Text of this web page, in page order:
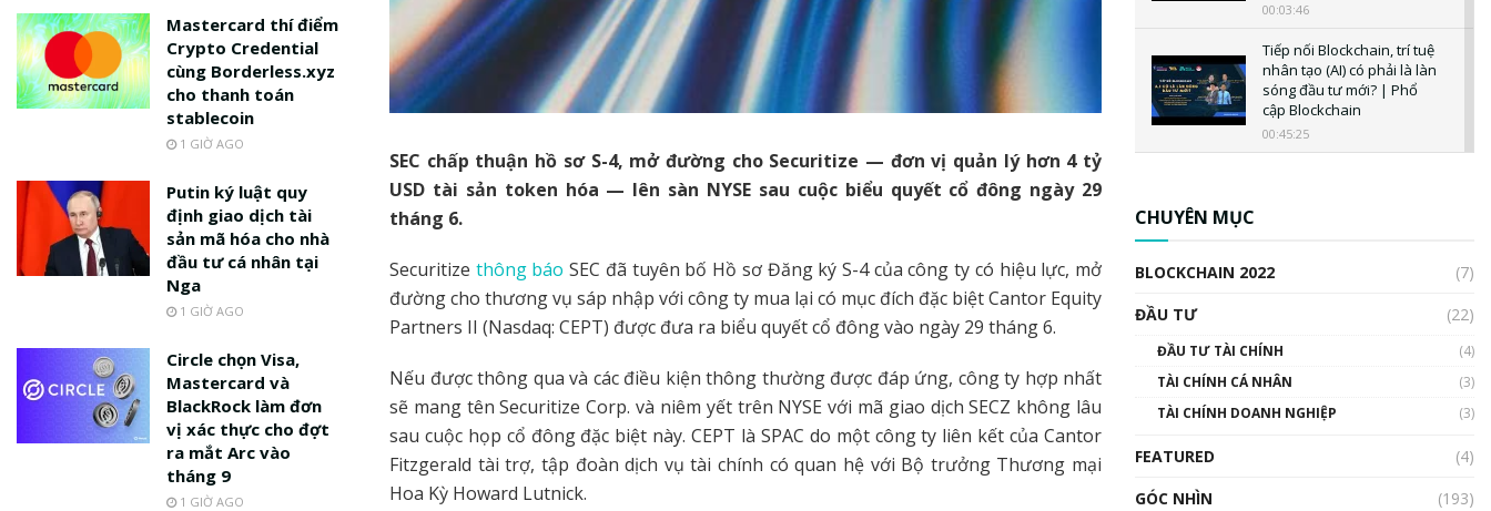
SEC chấp thuận hồ sơ S-4, mở đường cho Securitize — đơn vị quản lý hơn 4 tỷ
USD tài sản token hóa — lên sàn NYSE sau cuộc biểu quyết cổ đông ngày 29
tháng 6.
Securitize thông báo SEC đã tuyên bố Hồ sơ Đăng ký S-4 của công ty có hiệu lực, mở
đường cho thương vụ sáp nhập với công ty mua lại có mục đích đặc biệt Cantor Equity
Partners II (Nasdaq: CEPT) được đưa ra biểu quyết cổ đông vào ngày 29 tháng 6.
Nếu được thông qua và các điều kiện thông thường được đáp ứng, công ty hợp nhất
sẽ mang tên Securitize Corp. và niêm yết trên NYSE với mã giao dịch SECZ không lâu
sau cuộc họp cổ đông đặc biệt này. CEPT là SPAC do một công ty liên kết của Cantor
Fitzgerald tài trợ, tập đoàn dịch vụ tài chính có quan hệ với Bộ trưởng Thương mại
Hoa Kỳ Howard Lutnick.
Mastercard thí điểm
Crypto Credential
cùng Borderless.xyz
cho thanh toán
stablecoin
1 GIỜ AGO
Putin ký luật quy
định giao dịch tài
sản mã hóa cho nhà
đầu tư cá nhân tại
Nga
1 GIỜ AGO
Circle chọn Visa,
Mastercard và
BlackRock làm đơn
vị xác thực cho đợt
ra mắt Arc vào
tháng 9
1 GIỜ AGO
00:03:46
Tiếp nối Blockchain, trí tuệ
nhân tạo (AI) có phải là làn
sóng đầu tư mới? | Phổ
cập Blockchain
00:45:25
uptrend trong năm 2023? |
Phổ cập Blockchain
00:02:14
Nhìn lại năm 2022: Những
CHUYÊN MỤC
BLOCKCHAIN 2022
(7)
ĐẦU TƯ
(22)
ĐẦU TƯ TÀI CHÍNH
(4)
TÀI CHÍNH CÁ NHÂN
(3)
TÀI CHÍNH DOANH NGHIỆP
(3)
FEATURED
(4)
GÓC NHÌN
(193)